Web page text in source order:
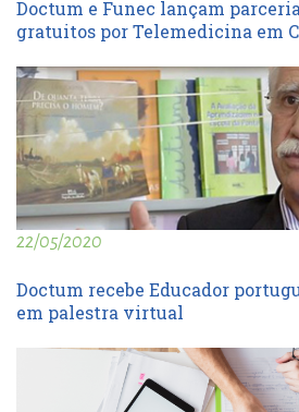
Doctum e Funec lançam
gratuitos por Telemedicina em
22/05/2020
Doctum recebe Educador
em palestra virtual